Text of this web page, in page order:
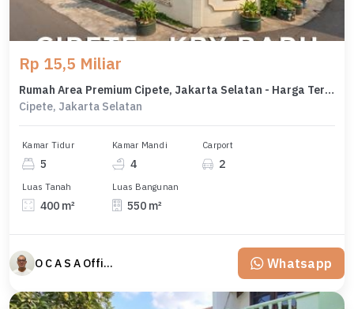
Rp 15,5 Miliar
Rumah Area Premium Cipete, Jakarta Selatan - Harga Terbaik 15,5 Miliar
Cipete, Jakarta Selatan
Kamar Tidur
5
Kamar Mandi
4
Carport
2
Luas Tanah
400 m²
Luas Bangunan
550 m²
O C A S A Official property perfected Whatsapp